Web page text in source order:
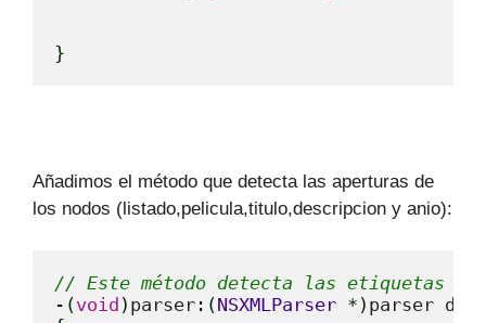
}
Añadimos el método que detecta las aperturas de
los nodos (listado,pelicula,titulo,descripcion y anio):
// Este método detecta las etiquetas
- (void ) parser : (NSXMLParser * ) parser